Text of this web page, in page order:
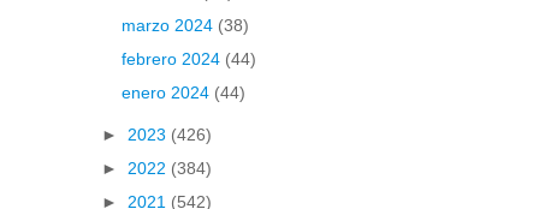
marzo 2024 (38)
febrero 2024 (44)
enero 2024 (44)
► 2023 (426)
► 2022 (384)
► 2021 (542)